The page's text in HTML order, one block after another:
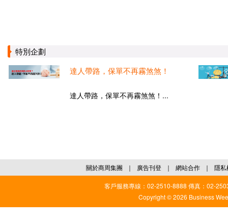
特別企劃
達人帶路，保單不再霧煞煞！
達人帶路，保單不再霧煞煞！...
關於商周集團 ｜ 廣告刊登 ｜ 網站合作 ｜ 隱私
客戶服務專線：02-2510-8888 傳真：02-
Copyright © 2026 Business